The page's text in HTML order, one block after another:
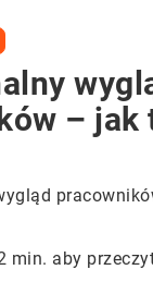
– jak
min. aby